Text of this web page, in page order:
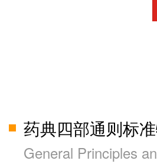
药典四部通则标
General Principles